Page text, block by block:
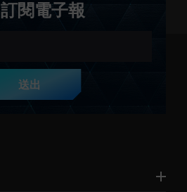
訂閱電子報
送出